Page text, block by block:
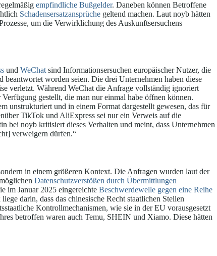
empfindliche Bußgelder. Daneben können Betroffene
Schadensersatzansprüche geltend machen. Laut noyb hätten
um die Verwirklichung des Auskunftsersuchens
und WeChat sind Informationsersuchen europäischer Nutzer, die
worden seien. Die drei Unternehmen haben diese
verletzt. Während WeChat die Anfrage vollständig ignoriert
gestellt, die man nur einmal habe öffnen können.
unstrukturiert und in einem Format dargestellt gewesen, das für
TikTok und AliExpress sei nur ein Verweis auf die
noyb kritisiert dieses Verhalten und meint, dass Unternehmen
verweigern dürfen.“
in einem größeren Kontext. Die Anfragen wurden laut der
Datenschutzverstößen durch Übermittlungen
im Januar 2025 eingereichte Beschwerdewelle gegen eine Reihe
darin, dass das chinesische Recht staatlichen Stellen
Kontrollmechanismen, wie sie in der EU vorausgesetzt
betroffen waren auch Temu, SHEIN und Xiamo. Diese hätten